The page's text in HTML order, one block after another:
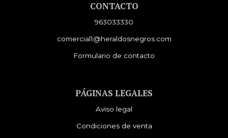
CONTACTO
963033330
comercial1@heraldosnegros.com
Formulario de contacto
PÁGINAS LEGALES
Aviso legal
Condiciones de venta